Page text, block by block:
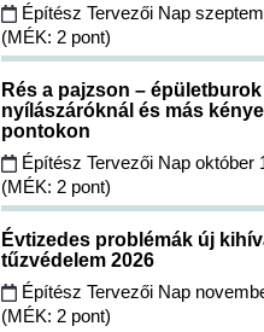
Építész Tervezői Nap
(MÉK: 2 pont)
Rés a pajzson – épületburok
nyílászáróknál és más
pontokon
Építész Tervezői Nap október
(MÉK: 2 pont)
Évtizedes problémák új
tűzvédelem 2026
Építész Tervezői Nap
(MÉK: 2 pont)